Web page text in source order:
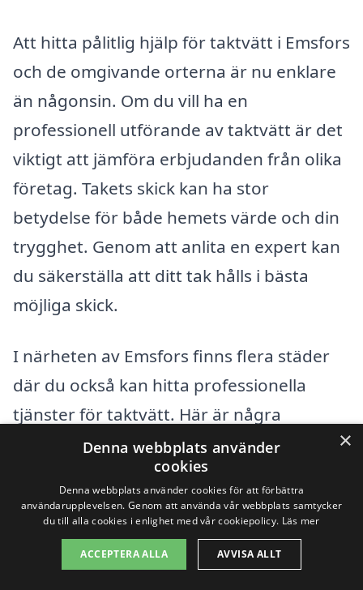
Att hitta pålitlig hjälp för taktvätt i Emsfors
och de omgivande orterna är nu enklare
än någonsin. Om du vill ha en
professionell utförande av taktvätt är det
viktigt att jämföra erbjudanden från olika
företag. Takets skick kan ha stor
betydelse för både hemets värde och din
trygghet. Genom att anlita en expert kan
du säkerställa att ditt tak hålls i bästa
möjliga skick.
I närheten av Emsfors finns flera städer
där du också kan hitta professionella
tjänster för taktvätt. Här är några
exempel på orter där du kan få hjälp:
Oskarshamn
Mörlunda
Högsby
×
Denna webbplats använder
cookies
Denna webbplats använder cookies för att förbättra
användarupplevelsen. Genom att använda vår webbplats samtycker
du till alla cookies i enlighet med vår cookiepolicy. Läs mer
ACCEPTERA ALLA AVVISA ALLT